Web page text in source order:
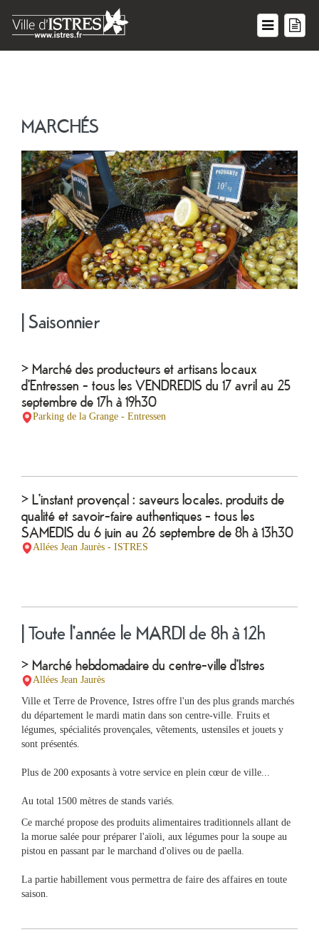
Mes
démarches
Culture
&
Loisirs
|
Tourisme
Sports
Billetterie
Infos
Travaux/Voirie
|
Circulation
MARCHÉS
| Saisonnier
> Marché des producteurs et artisans locaux
d'Entressen - tous les VENDREDIS du 17 avril au 25
septembre de 17h à 19h30
Parking de la Grange - Entressen
> L'instant provençal : saveurs locales, produits de
qualité et savoir-faire authentiques - tous les
SAMEDIS du 6 juin au 26 septembre de 8h à 13h30
Allées Jean Jaurès - ISTRES
| Toute l'année le MARDI de 8h à 12h
> Marché hebdomadaire du centre-ville d'Istres
Allées Jean Jaurès
Ville et Terre de Provence, Istres offre l'un des plus grands marchés
du département le mardi matin dans son centre-ville. Fruits et
légumes, spécialités provençales, vêtements, ustensiles et jouets y
sont présentés.
Plus de 200 exposants à votre service en plein cœur de ville...
Au total 1500 mètres de stands variés.
Ce marché propose des produits alimentaires traditionnels allant de
la morue salée pour préparer l'aïoli, aux légumes pour la soupe au
pistou en passant par le marchand d'olives ou de paella.
La partie habillement vous permettra de faire des affaires en toute
saison.